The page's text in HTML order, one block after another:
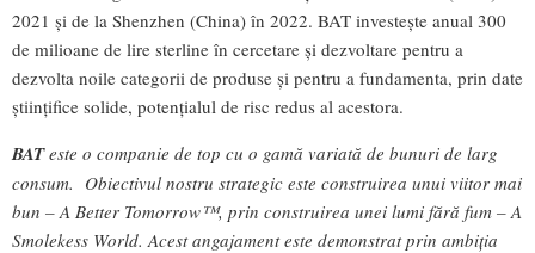
2021 și de la Shenzhen (China) în 2022. BAT investește anual 300
de milioane de lire sterline în cercetare și dezvoltare pentru a
dezvolta noile categorii de produse și pentru a fundamenta, prin date
științifice solide, potențialul de risc redus al acestora.
BATeste o companie de top cu o gamă variată de bunuri de larg
consum. Obiectivul nostru strategic este construirea unui viitor mai
bun – A Better Tomorrow™, prin construirea unei lumi fără fum – A
Smolekess World. Acest angajament este demonstrat prin ambiția